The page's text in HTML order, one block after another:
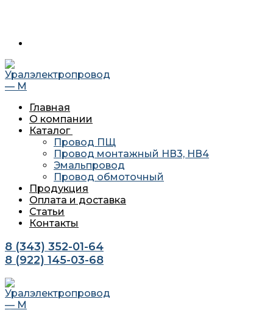
Главная
О компании
Каталог
Провод ПЩ
Провод монтажный НВ3, НВ4
Эмальпровод
Провод обмоточный
Продукция
Оплата и доставка
Статьи
Контакты
8 (343) 352-01-64
8 (922) 145-03-68